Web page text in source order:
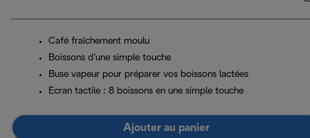
Café fraîchement moulu
Boissons d’une simple touche
Buse vapeur pour préparer vos boissons lactées
Ecran tactile : 8 boissons en une simple touche
Ajouter au panier